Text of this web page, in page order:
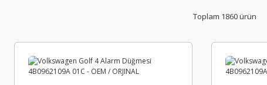
Toplam 1860 ürün